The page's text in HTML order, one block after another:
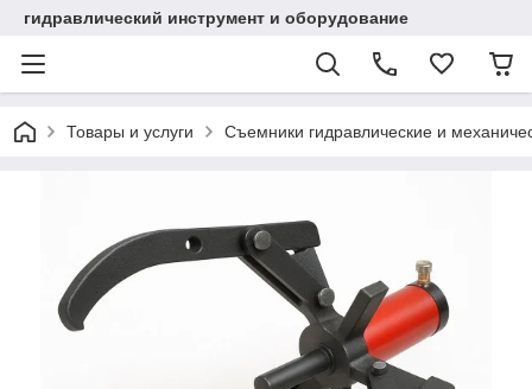
гидравлический инструмент и оборудование
Товары и услуги Съемники гидравлические и